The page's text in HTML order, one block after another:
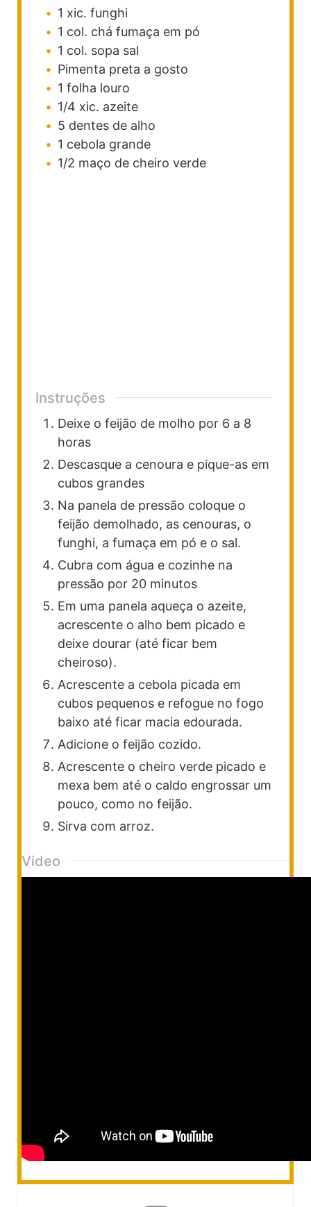
1 xic. funghi
1 col. chá fumaça em pó
1 col. sopa sal
Pimenta preta a gosto
1 folha louro
1/4 xic. azeite
5 dentes de alho
1 cebola grande
1/2 maço de cheiro verde
Instruções
Deixe o feijão de molho por 6 a 8
horas
Descasque a cenoura e pique-as em
cubos grandes
Na panela de pressão coloque o
feijão demolhado, as cenouras, o
funghi, a fumaça em pó e o sal.
Cubra com água e cozinhe na
pressão por 20 minutos
Em uma panela aqueça o azeite,
acrescente o alho bem picado e
deixe dourar (até ficar bem
cheiroso).
Acrescente a cebola picada em
cubos pequenos e refogue no fogo
baixo até ficar macia edourada.
Adicione o feijão cozido.
Acrescente o cheiro verde picado e
mexa bem até o caldo engrossar um
pouco, como no feijão.
Sirva com arroz.
Video